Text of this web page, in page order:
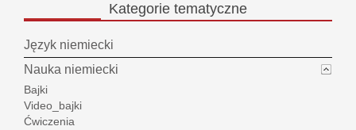
Kategorie tematyczne
Język niemiecki
Nauka niemiecki
Bajki
Video_bajki
Ćwiczenia